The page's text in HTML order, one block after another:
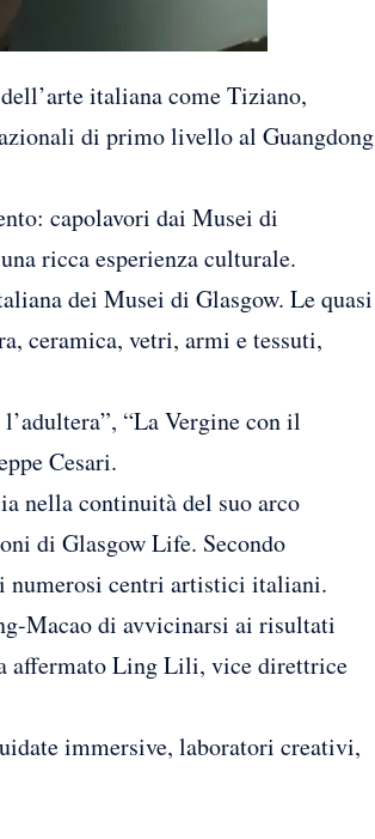
italiana come Tiziano,
di primo livello al Guangdong
capolavori dai Musei di
ricca esperienza culturale.
dei Musei di Glasgow. Le quasi
ceramica, vetri, armi e tessuti,
“La Vergine con il
Cesari.
nella continuità del suo arco
di Glasgow Life. Secondo
numerosi centri artistici italiani.
Macao di avvicinarsi ai risultati
affermato Ling Lili, vice direttrice
immersive, laboratori creativi,